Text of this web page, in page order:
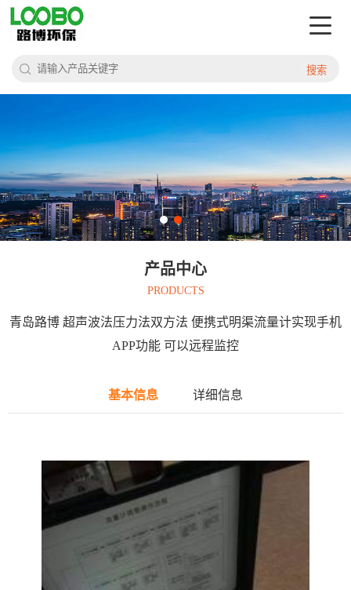
搜索
产品中心
PRODUCTS
青岛路博 超声波法压力法双方法 便携式明渠流量计实现手机
APP功能 可以远程监控
基本信息 详细信息